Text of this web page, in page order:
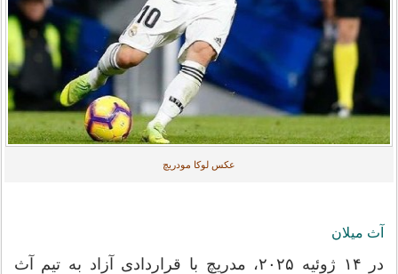
عکس لوکا مودریچ
آث میلان
در ۱۴ ژوئیه ۲۰۲۵، مدریچ با قراردادی آزاد به تیم آث